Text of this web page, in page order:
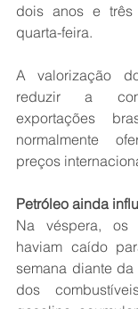
dois anos e três
quarta-feira.
A valorização
reduzir a
exportações
normalmente
preços
Petróleo ainda
Na véspera, os
haviam caído
semana diante
dos